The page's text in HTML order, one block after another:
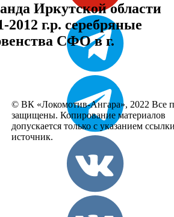
Иркутской области
2012 г.р. серебряные
СФО в г.
© ВК «Локомотив-Ангара», 2022 Все
защищены. Копирование материалов
допускается только с указанием
источник.